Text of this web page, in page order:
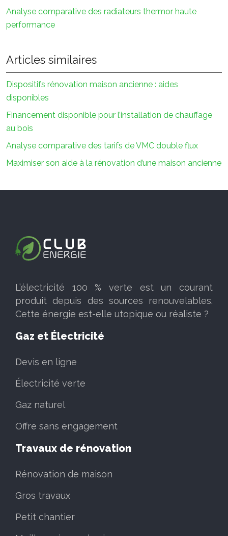
Analyse comparative des radiateurs thermor haute
performance
Articles similaires
Dispositifs rénovation maison ancienne : aides
disponibles
Financement disponible pour l’installation de chauffage
au bois
Analyse comparative des tarifs de VMC double flux
Maximiser son aide à la rénovation d’une maison ancienne
L’électricité 100 % verte est un courant
produit depuis des sources renouvelables.
Cette énergie est-elle utopique ou réaliste ?
Gaz et Électricité
Devis en ligne
Électricité verte
Gaz naturel
Offre sans engagement
Travaux de rénovation
Rénovation de maison
Gros travaux
Petit chantier